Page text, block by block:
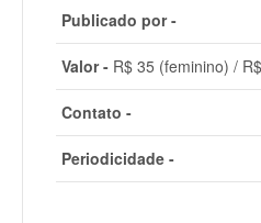
Publicado por -
Valor - R$ 35 (feminino) /
Contato -
Periodicidade -